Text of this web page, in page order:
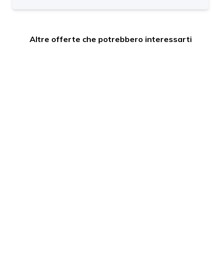
Altre offerte che potrebbero interessarti